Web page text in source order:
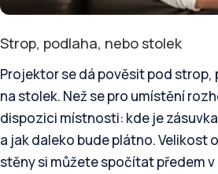
Strop, podlaha, nebo stolek
Projektor se dá pověsit pod strop,
na stolek. Než se pro umístění
dispozici místnosti: kde je
a jak daleko bude plátno. Velikost
stěny si můžete spočítat předem v